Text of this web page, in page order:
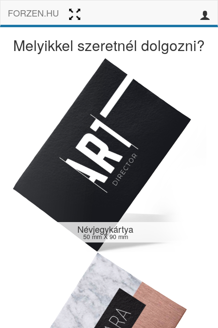
FORZEN.HU
Melyikkel szeretnél dolgozni?
Névjegykártya
50 mm X 90 mm